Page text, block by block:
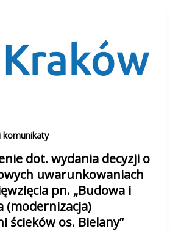
komunikaty
dot. wydania decyzji o
uwarunkowaniach
pn. „Budowa i
(modernizacja)
ścieków os. Bielany”